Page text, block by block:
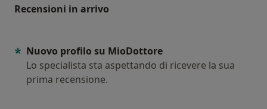
Recensioni in arrivo
Nuovo profilo su MioDottore
Lo specialista sta aspettando di ricevere la sua
prima recensione.